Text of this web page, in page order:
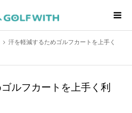
汗を軽減するためゴルフカートを上手く
ルフカートを上手く利